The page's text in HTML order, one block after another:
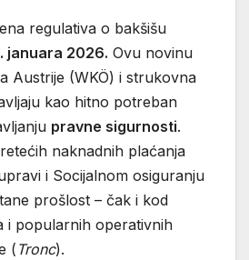
regulativa o bakšišu
januara 2026. Ovu novinu
Austrije (WKÖ) i strukovna
kao hitno potreban
pravne sigurnosti.
naknadnih plaćanja
i Socijalnom osiguranju
prošlost – čak i kod
i popularnih operativnih
(Tronc).